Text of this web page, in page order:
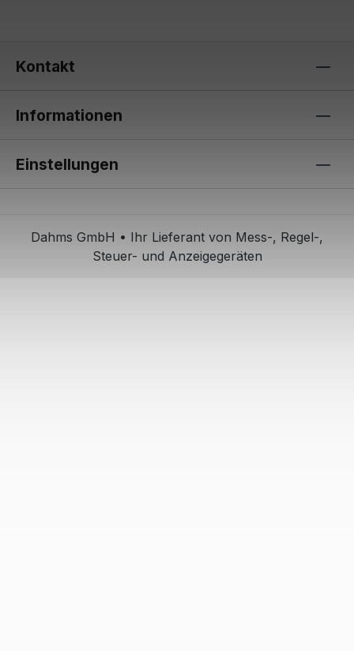
Kontakt
Informationen
Einstellungen
Dahms GmbH • Ihr Lieferant von Mess-, Regel-,
Steuer- und Anzeigegeräten